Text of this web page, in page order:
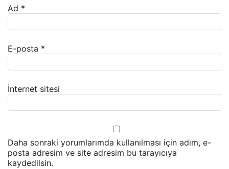
Ad *
E-posta *
İnternet sitesi
Daha sonraki yorumlarımda kullanılması için adım, e-
posta adresim ve site adresim bu tarayıcıya
kaydedilsin.